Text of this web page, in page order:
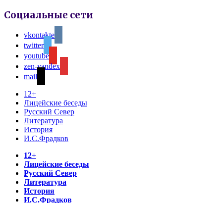
Социальные сети
vkontakte
twitter
youtube
zen-yandex
mail
12+
Лицейские беседы
Русский Север
Литература
История
И.С.Фрадков
12+
Лицейские беседы
Русский Север
Литература
История
И.С.Фрадков